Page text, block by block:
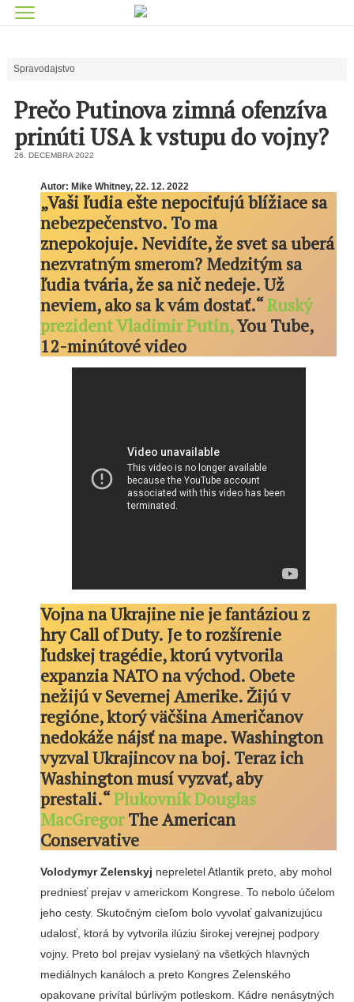
Spravodajstvo
Prečo Putinova zimná ofenzíva
prinúti USA k vstupu do vojny?
26. DECEMBRA 2022
Autor: Mike Whitney, 22. 12. 2022
„Vaši ľudia ešte nepociťujú blížiace sa
nebezpečenstvo. To ma
znepokojuje. Nevidíte, že svet sa uberá
nezvratným smerom? Medzitým sa
ľudia tvária, že sa nič nedeje. Už
neviem, ako sa k vám dostať.“Ruský
prezident Vladimir Putin,You Tube,
12-minútové video
Vojna na Ukrajine nie je fantáziou z
hry Call of Duty. Je to rozšírenie
ľudskej tragédie, ktorú vytvorila
expanzia NATO na východ. Obete
nežijú v Severnej Amerike. Žijú v
regióne, ktorý väčšina Američanov
nedokáže nájsť na mape. Washington
vyzval Ukrajincov na boj. Teraz ich
Washington musí vyzvať, aby
prestali.“Plukovník Douglas
MacGregorThe American
Conservative
Volodymyr Zelenskyj nepreletel Atlantik preto, aby mohol
predniesť prejav v americkom Kongrese. To nebolo účelom
jeho cesty. Skutočným cieľom bolo vyvolať galvanizujúcu
udalosť, ktorá by vytvorila ilúziu širokej verejnej podpory
vojny. Preto bol prejav vysielaný na všetkých hlavných
mediálnych kanáloch a preto Kongres Zelenského
opakovane privítal búrlivým potleskom. Kádre nenásytných